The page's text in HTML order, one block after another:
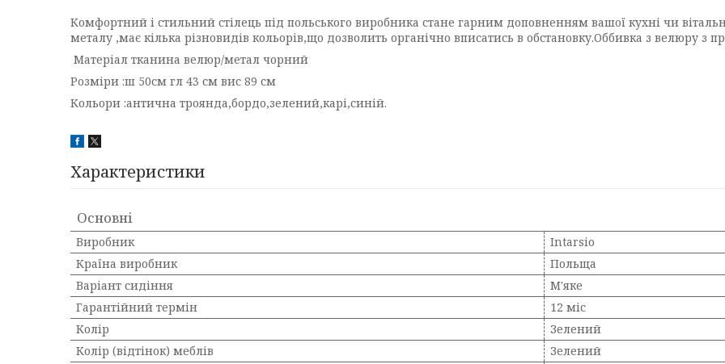
Комфортний і стильний стілець під польського виробника стане гарним доповненням вашої кухні чи
металу ,має кілька різновидів кольорів,що дозволить органічно вписатись в обстановку.Оббивка з велюру з
Матеріал тканина велюр/метал чорний
Розміри :ш 50см гл 43 см вис 89 см
Кольори :антична троянда,бордо,зелений,карі,синій.
Характеристики
Основні
Виробник
Intarsio
Країна виробник
Польща
Варіант сидіння
М'яке
Гарантійний термін
12 міс
Колір
Зелений
Колір (відтінок) меблів
Зелений